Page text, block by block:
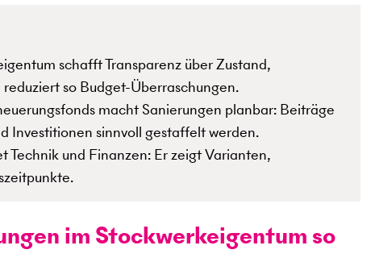
schafft Transparenz über Zustand,
so Budget-Überraschungen.
macht Sanierungen planbar: Beiträge
Investitionen sinnvoll gestaffelt werden.
Technik und Finanzen: Er zeigt Varianten,
im Stockwerkeigentum so